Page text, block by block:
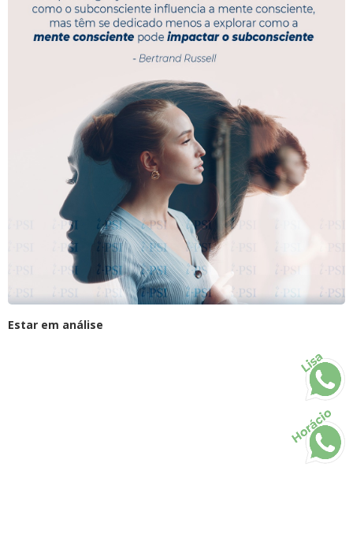
Estar em análise